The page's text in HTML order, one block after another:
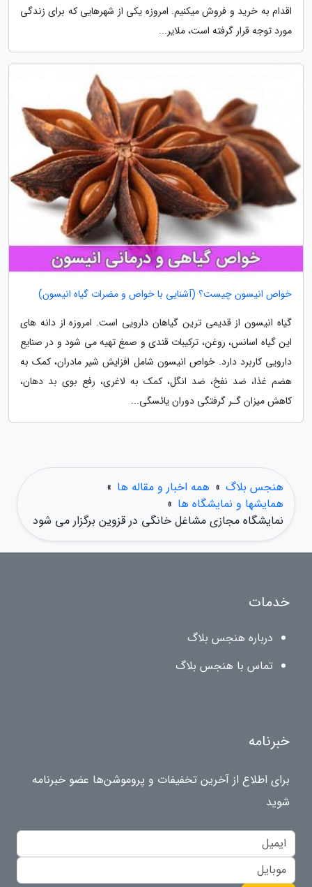
اقدام به خرید و فروش میکنیم. امروزه یکی از شهرهایی که برای زندگی
مورد توجه قرار گرفته است، ملایر...
خواص انیسون چیست؟ (آشنایی با خواص و مضرات گیاه انیسون)
گیاه انیسون از قدیمی ترین گیاهان دارویی است. امروزه از دانه های
این گیاه اسانس، روغن، ترکیبات قندی و صمغ تهیه می شود و در صنایع
دارویی کاربرد دارد. خواص انیسون شامل افزایش شیر مادران، کمک به
هضم غذا، ضد نفخ، ضد انگل، کمک به لاغری، رفع بوی بد دهان،
کاهش میزان گـر گرفتگی دوران یائسگی...
هنجس بلاگ » همه اخبار و مقاله ها »
همایشها و نمایشگاه ها »
نمایشگاه مجازی مشاغل خانگی در قزوین برگزار می شود
خدمات
درباره هنجس بلاگ
تماس با هنجس بلاگ
خبرنامه
برای اطلاع از آخرین تخفیفات و پروموشن‌ها عضو خبرنامه
شوید